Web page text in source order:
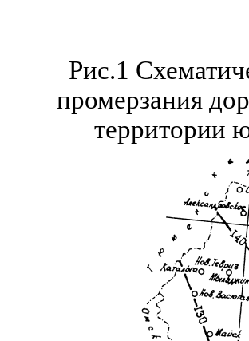
Рис.1
промерзания
территории